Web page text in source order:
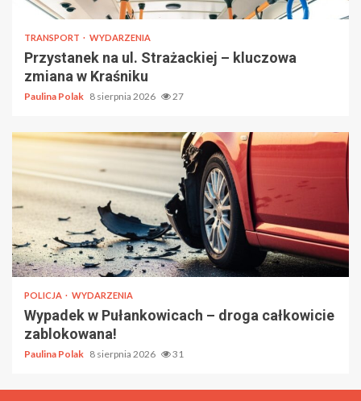
TRANSPORT WYDARZENIA
Przystanek na ul. Strażackiej – kluczowa
zmiana w Kraśniku
Paulina Polak 8 sierpnia 2026 27
POLICJA WYDARZENIA
Wypadek w Pułankowicach – droga całkowicie
zablokowana!
Paulina Polak 8 sierpnia 2026 31